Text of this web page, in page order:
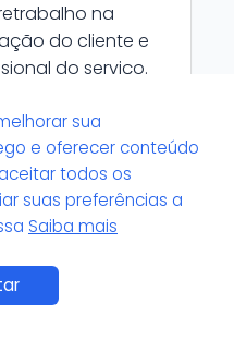
na
do cliente e
do serviço.
útil do pneu
e
sua
e oferecer conteúdo
todos os
suas preferências a
Saiba mais